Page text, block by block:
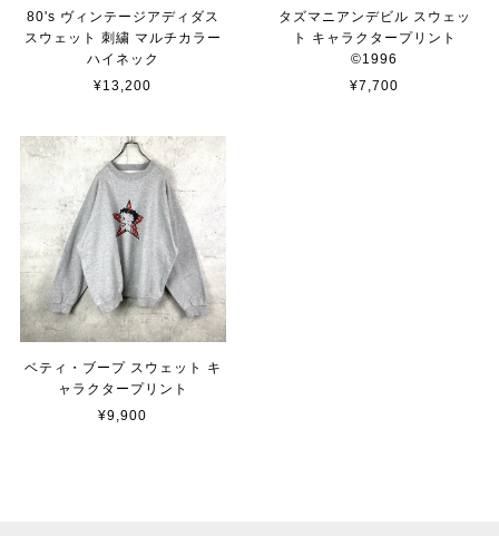
80's ヴィンテージアディダス
スウェット 刺繍 マルチカラー
ハイネック
¥13,200
タズマニアンデビル スウェッ
ト キャラクタープリント
©︎1996
¥7,700
ベティ・ブープ スウェット キ
ャラクタープリント
¥9,900